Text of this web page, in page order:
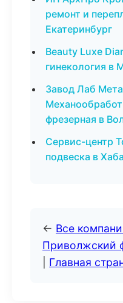
ремонт и
Екатеринбург
Beauty Luxe
гинекология в
Завод Лаб
фрезерная в
Сервис-центр
подвеска в
← Все
Приволжский
Главная